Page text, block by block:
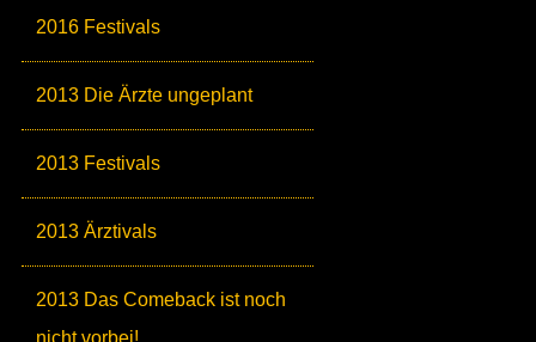
2016 Festivals
2013 Die Ärzte ungeplant
2013 Festivals
2013 Ärztivals
2013 Das Comeback ist noch